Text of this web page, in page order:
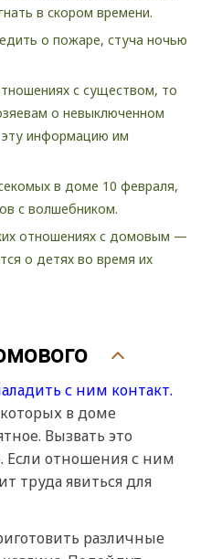
в скором времени.
о пожаре, стуча ночью
с существом, то
о невыключенном
эту информацию им
в доме 10 февраля,
с волшебником.
отношениях с домовым —
о детях во время их
с ним контакт.
в доме
Вызвать это
Если отношения с ним
труда явиться для
различные